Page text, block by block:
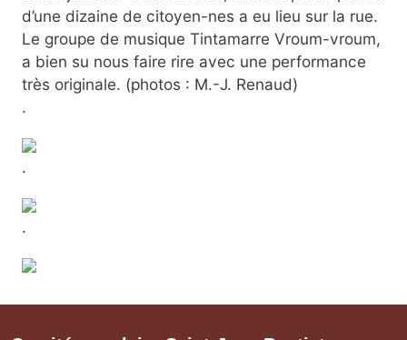
d’une dizaine de citoyen-nes a eu lieu sur la rue.
Le groupe de musique Tintamarre Vroum-vroum,
a bien su nous faire rire avec une performance
très originale. (photos : M.-J. Renaud)
.
.
.